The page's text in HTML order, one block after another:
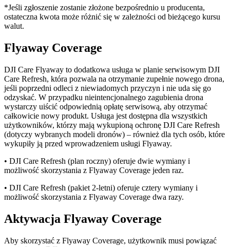
*Jeśli zgłoszenie zostanie złożone bezpośrednio u producenta,
ostateczna kwota może różnić się w zależności od bieżącego kursu
walut.
Flyaway Coverage
DJI Care Flyaway to dodatkowa usługa w planie serwisowym DJI
Care Refresh, która pozwala na otrzymanie zupełnie nowego drona,
jeśli poprzedni odleci z niewiadomych przyczyn i nie uda się go
odzyskać. W przypadku nieintencjonalnego zagubienia drona
wystarczy uiścić odpowiednią opłatę serwisową, aby otrzymać
całkowicie nowy produkt. Usługa jest dostępna dla wszystkich
użytkowników, którzy mają wykupioną ochronę DJI Care Refresh
(dotyczy wybranych modeli dronów) – również dla tych osób, które
wykupiły ją przed wprowadzeniem usługi Flyaway.
• DJI Care Refresh (plan roczny) oferuje dwie wymiany i
możliwość skorzystania z Flyaway Coverage jeden raz.
• DJI Care Refresh (pakiet 2-letni) oferuje cztery wymiany i
możliwość skorzystania z Flyaway Coverage dwa razy.
Aktywacja Flyaway Coverage
Aby skorzystać z Flyaway Coverage, użytkownik musi powiązać